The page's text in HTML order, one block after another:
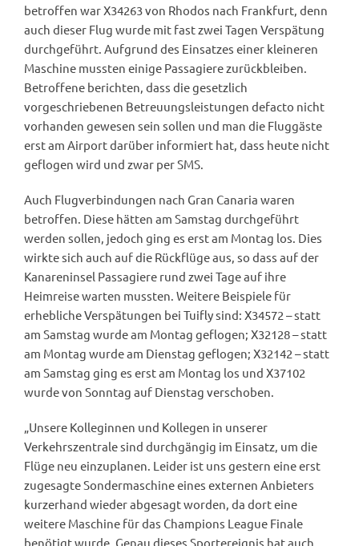
betroffen war X34263 von Rhodos nach Frankfurt, denn
auch dieser Flug wurde mit fast zwei Tagen Verspätung
durchgeführt. Aufgrund des Einsatzes einer kleineren
Maschine mussten einige Passagiere zurückbleiben.
Betroffene berichten, dass die gesetzlich
vorgeschriebenen Betreuungsleistungen defacto nicht
vorhanden gewesen sein sollen und man die Fluggäste
erst am Airport darüber informiert hat, dass heute nicht
geflogen wird und zwar per SMS.
Auch Flugverbindungen nach Gran Canaria waren
betroffen. Diese hätten am Samstag durchgeführt
werden sollen, jedoch ging es erst am Montag los. Dies
wirkte sich auch auf die Rückflüge aus, so dass auf der
Kanareninsel Passagiere rund zwei Tage auf ihre
Heimreise warten mussten. Weitere Beispiele für
erhebliche Verspätungen bei Tuifly sind: X34572 – statt
am Samstag wurde am Montag geflogen; X32128 – statt
am Montag wurde am Dienstag geflogen; X32142 – statt
am Samstag ging es erst am Montag los und X37102
wurde von Sonntag auf Dienstag verschoben.
„Unsere Kolleginnen und Kollegen in unserer
Verkehrszentrale sind durchgängig im Einsatz, um die
Flüge neu einzuplanen. Leider ist uns gestern eine erst
zugesagte Sondermaschine eines externen Anbieters
kurzerhand wieder abgesagt worden, da dort eine
weitere Maschine für das Champions League Finale
benötigt wurde. Genau dieses Sportereignis hat auch